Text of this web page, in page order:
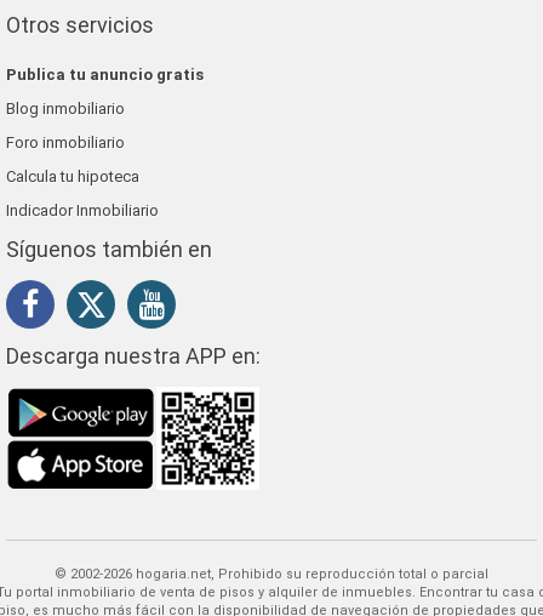
Otros servicios
Publica tu anuncio gratis
Blog inmobiliario
Foro inmobiliario
Calcula tu hipoteca
Indicador Inmobiliario
Síguenos también en
Descarga nuestra APP en:
© 2002-2026 hogaria.net, Prohibido su reproducción total o parcial
Encontrar tu casa o
es mucho más fácil con la disponibilidad de navegación de propiedades